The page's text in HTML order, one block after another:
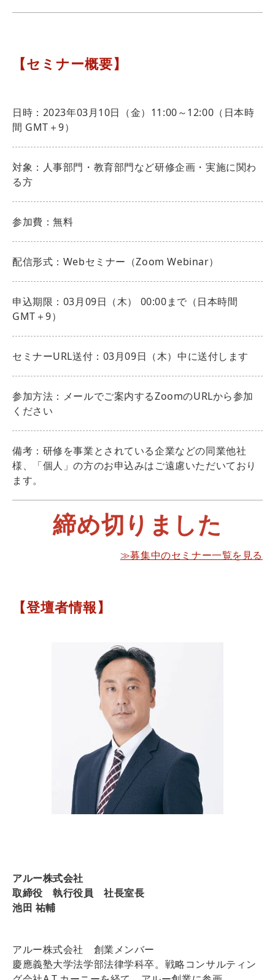
【セミナー概要】
日時：2023年03月10日（金）11:00～12:00（日本時
間 GMT＋9）
対象：人事部門・教育部門など研修企画・実施に関わ
る方
参加費：無料
配信形式：Webセミナー（Zoom Webinar）
申込期限：03月09日（木） 00:00まで（日本時間
GMT＋9）
セミナーURL送付：03月09日（木）中に送付します
参加方法：メールでご案内するZoomのURLから参加
ください
備考：研修を事業とされている企業などの同業他社
様、「個人」の方のお申込みはご遠慮いただいており
ます。
締め切りました
≫募集中のセミナー一覧を見る
【登壇者情報】
アルー株式会社
取締役 執行役員 社長室長
池田 祐輔
アルー株式会社 創業メンバー
慶應義塾大学法学部法律学科卒。戦略コンサルティン